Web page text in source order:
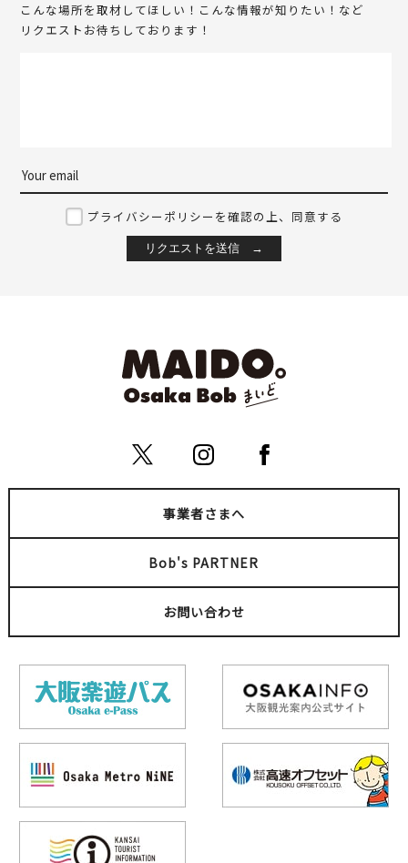
こんな場所を取材してほしい！こんな情報が知りたい！など
リクエストお待ちしております！
プライバシーポリシーを確認の上、同意する
事業者さまへ
Bob's PARTNER
お問い合わせ